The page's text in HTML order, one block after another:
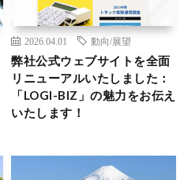
2026.04.01 動向/展望
弊社公式ウェブサイトを全面
リニューアルいたしました：
「LOGI-BIZ」の魅力をお伝え
いたします！